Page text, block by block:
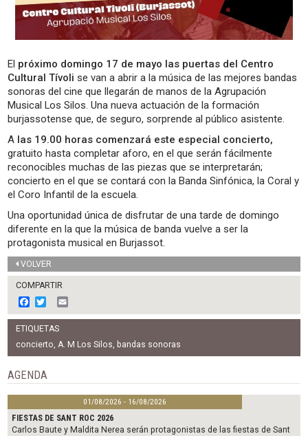
El próximo domingo 17 de mayo las puertas del Centro
Cultural Tívoli se van a abrir a la música de las mejores bandas
sonoras del cine que llegarán de manos de la Agrupación
Musical Los Silos. Una nueva actuación de la formación
burjassotense que, de seguro, sorprende al público asistente.
A las 19.00 horas comenzará este especial concierto,
gratuito hasta completar aforo, en el que serán fácilmente
reconocibles muchas de las piezas que se interpretarán;
concierto en el que se contará con la Banda Sinfónica, la Coral y
el Coro Infantil de la escuela.
Una oportunidad única de disfrutar de una tarde de domingo
diferente en la que la música de banda vuelve a ser la
protagonista musical en Burjassot.
VOLVER
COMPARTIR
F
a
c
e
b
o
o
k
w
i
t
t
e
m
a
l
ETIQUETAS
concierto,A. M Los Silos, bandas sonoras
AGENDA
01/08/2026 - 16/08/2026
FIESTAS DE SANT ROC 2026
Carlos Baute y Maldita Nerea serán protagonistas de las fiestas de Sant